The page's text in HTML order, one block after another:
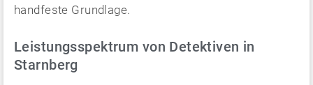
handfeste Grundlage.
Leistungsspektrum von Detektiven in
Starnberg